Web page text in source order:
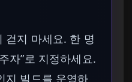
걷지 마세요. 한 명
자”로 지정하세요.
지 빌드를 운영하